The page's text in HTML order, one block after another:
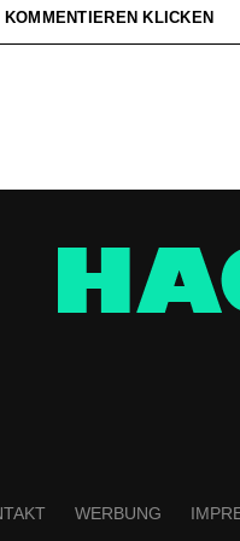
KOMMENTIEREN KLICKEN
WERBUNG